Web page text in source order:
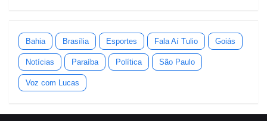
Bahia Brasília Esportes Fala Aí Tulio Goiás
Notícias Paraíba Política São Paulo
Voz com Lucas